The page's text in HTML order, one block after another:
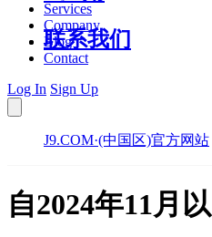
联系我们
Services
Company
Blog
Contact
Log In Sign Up
J9.COM·(中国区)官方网站
自2024年11月以